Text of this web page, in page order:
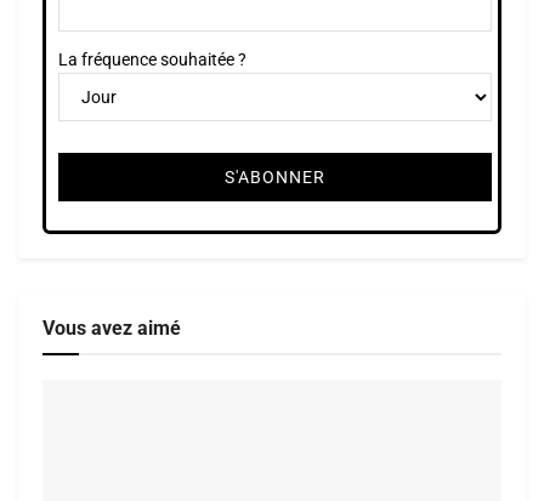
La fréquence souhaitée ?
Vous avez aimé